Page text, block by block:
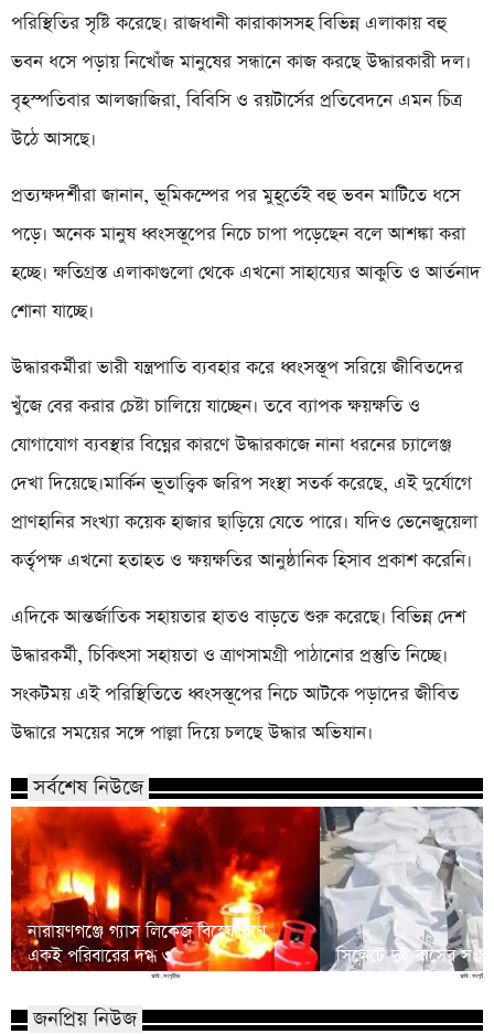
পরিস্থিতির সৃষ্টি করেছে। রাজধানী কারাকাসসহ বিভিন্ন এলাকায় বহু
ভবন ধসে পড়ায় নিখোঁজ মানুষের সন্ধানে কাজ করছে উদ্ধারকারী দল।
বৃহস্পতিবার আলজাজিরা, বিবিসি ও রয়টার্সের প্রতিবেদনে এমন চিত্র
উঠে আসছে।
প্রত্যক্ষদর্শীরা জানান, ভূমিকম্পের পর মুহূর্তেই বহু ভবন মাটিতে ধসে
পড়ে। অনেক মানুষ ধ্বংসস্তূপের নিচে চাপা পড়েছেন বলে আশঙ্কা করা
হচ্ছে। ক্ষতিগ্রস্ত এলাকাগুলো থেকে এখনো সাহায্যের আকুতি ও আর্তনাদ
শোনা যাচ্ছে।
উদ্ধারকর্মীরা ভারী যন্ত্রপাতি ব্যবহার করে ধ্বংসস্তূপ সরিয়ে জীবিতদের
খুঁজে বের করার চেষ্টা চালিয়ে যাচ্ছেন। তবে ব্যাপক ক্ষয়ক্ষতি ও
যোগাযোগ ব্যবস্থার বিঘ্নের কারণে উদ্ধারকাজে নানা ধরনের চ্যালেঞ্জ
দেখা দিয়েছে।মার্কিন ভূতাত্ত্বিক জরিপ সংস্থা সতর্ক করেছে, এই দুর্যোগে
প্রাণহানির সংখ্যা কয়েক হাজার ছাড়িয়ে যেতে পারে। যদিও ভেনেজুয়েলা
কর্তৃপক্ষ এখনো হতাহত ও ক্ষয়ক্ষতির আনুষ্ঠানিক হিসাব প্রকাশ করেনি।
এদিকে আন্তর্জাতিক সহায়তার হাতও বাড়তে শুরু করেছে। বিভিন্ন দেশ
উদ্ধারকর্মী, চিকিৎসা সহায়তা ও ত্রাণসামগ্রী পাঠানোর প্রস্তুতি নিচ্ছে।
সংকটময় এই পরিস্থিতিতে ধ্বংসস্তূপের নিচে আটকে পড়াদের জীবিত
উদ্ধারে সময়ের সঙ্গে পাল্লা দিয়ে চলছে উদ্ধার অভিযান।
সর্বশেষ নিউজে
নারায়ণগঞ্জে গ্যাস লিকেজ বিস্ফোরণে
একই পরিবারের দগ্ধ ৩
সিলেটে দুই বাসের
জনপ্রিয় নিউজ